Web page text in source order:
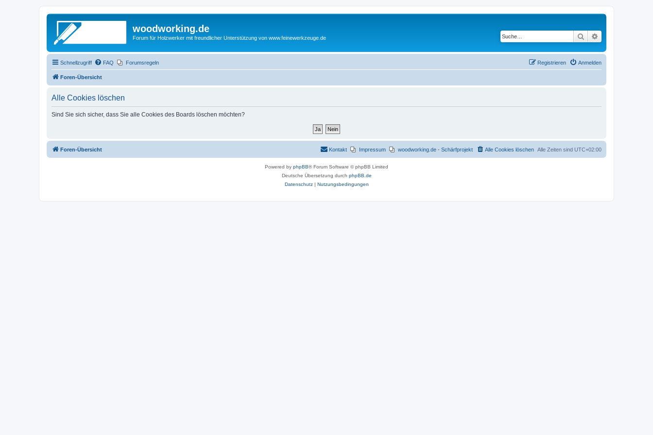
woodworking.de
Forum für Holzwerker mit freundlicher Unterstützung von www.feinewerkzeuge.de Suche
Schnellzugriff FAQ Forumsregeln Anmelden
Registrieren
Foren-Übersicht
Alle Cookies löschen
Sind Sie sich sicher, dass Sie alle Cookies des Boards löschen möchten?
Foren-Übersicht Alle Zeiten sind UTC+02:00
Alle Cookies löschen
woodworking.de - Schärfprojekt
Impressum
Kontakt
Powered by phpBB® Forum Software © phpBB Limited
Deutsche Übersetzung durch phpBB.de
Datenschutz| Nutzungsbedingungen